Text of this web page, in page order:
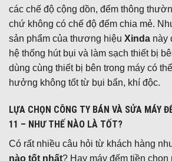
các chế độ cộng dồn, đếm thông
chứ không có chế độ đếm chia mẻ.
sản phẩm của thương hiệu Xinda này
hệ thống hút bụi và làm sạch thiết bị
dùng cùng thiết bị bên trong máy có
hưởng không tốt từ bụi bẩn, khí độc.
LỰA CHỌN CÔNG TY BÁN VÀ SỬA MÁY
11 – NHƯ THẾ NÀO LÀ TỐT?
Có rất nhiều câu hỏi từ khách hàng
nào tốt nhất? Hay máy đếm tiền chọn